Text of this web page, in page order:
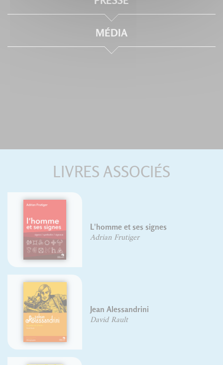
MÉDIA
LIVRES ASSOCIÉS
L'homme et ses signes
Adrian Frutiger
Jean Alessandrini
David Rault